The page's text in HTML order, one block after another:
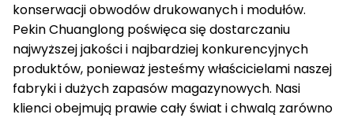
konserwacji obwodów drukowanych i modułów.
Pekin Chuanglong poświęca się dostarczaniu
najwyższej jakości i najbardziej konkurencyjnych
produktów, ponieważ jesteśmy właścicielami naszej
fabryki i dużych zapasów magazynowych. Nasi
klienci obejmują prawie cały świat i chwalą zarówno